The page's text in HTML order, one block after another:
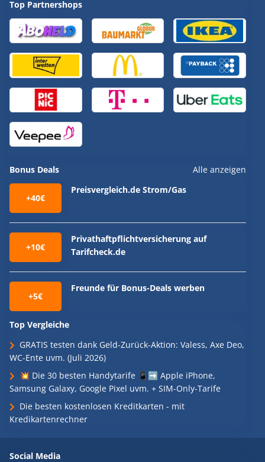
Top Partnershops
Bonus Deals Alle anzeigen
+40€
Preisvergleich.de Strom/Gas
+10€
Privathaftpflichtversicherung auf
Tarifcheck.de
+5€
Freunde für Bonus-Deals werben
Top Vergleiche
GRATIS testen dank Geld-Zurück-Aktion: Valess, Axe Deo,
WC-Ente uvm. (Juli 2026)
💥 Die 30 besten Handytarife 📱➡️ Apple iPhone,
Samsung Galaxy, Google Pixel uvm. + SIM-Only-Tarife
Die besten kostenlosen Kreditkarten - mit
Kredikartenrechner
Social Media